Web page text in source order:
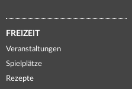
FREIZEIT
Veranstaltungen
Spielplätze
Rezepte